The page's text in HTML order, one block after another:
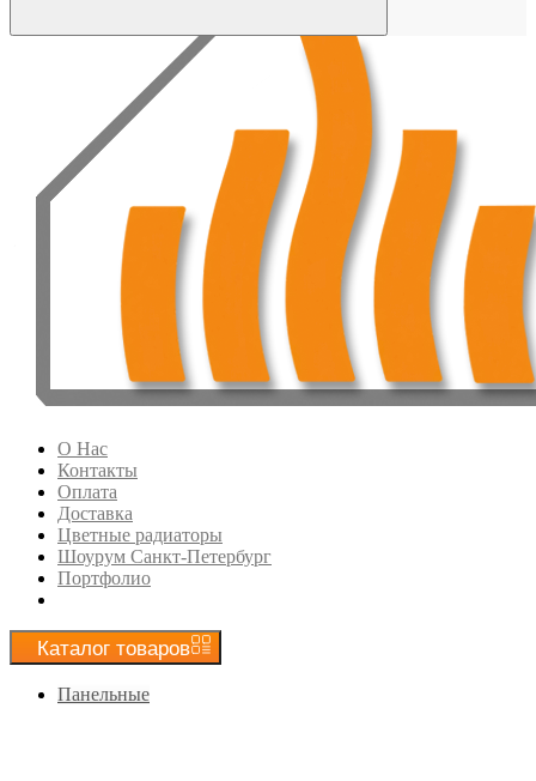
О Нас
Контакты
Оплата
Доставка
Цветные радиаторы
Шоурум Санкт-Петербург
Портфолио
Каталог товаров
Панельные